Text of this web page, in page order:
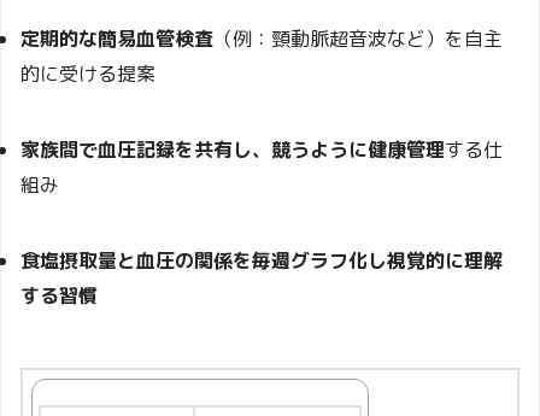
定期的な簡易血管検査 （例：頸動脈超音波など）を自主
的に受ける提案
家族間で血圧記録を共有し、競うように健康管理する仕
組み
食塩摂取量と血圧の関係を毎週グラフ化し視覚的に理解
する習慣